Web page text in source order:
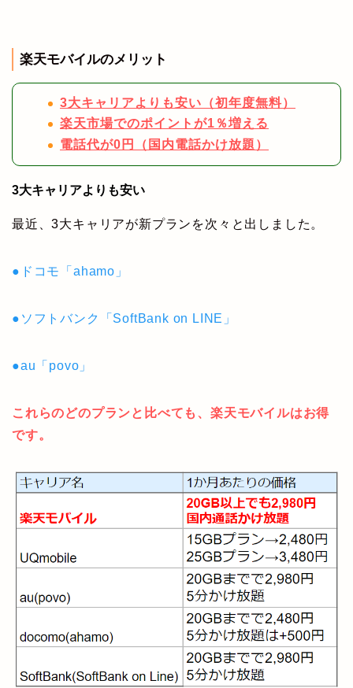
楽天モバイルのメリット
3大キャリアよりも安い（初年度無料）
楽天市場でのポイントが1％増える
電話代が0円（国内電話かけ放題）
3大キャリアよりも安い
最近、3大キャリアが新プランを次々と出しました。
●ドコモ「ahamo」
●ソフトバンク「SoftBank on LINE」
●au「povo」
これらのどのプランと比べても、楽天モバイルはお得
です。